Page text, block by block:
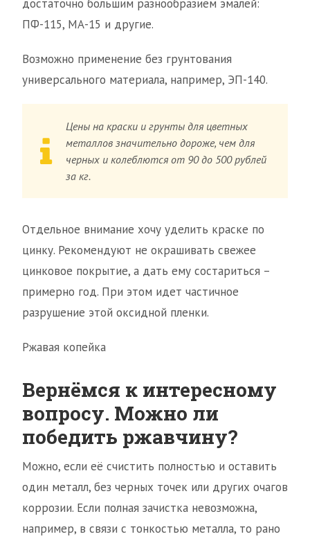
достаточно большим разнообразием эмалей:
ПФ-115, МА-15 и другие.
Возможно применение без грунтования
универсального материала, например, ЭП-140.
Цены на краски и грунты для цветных
металлов значительно дороже, чем для
черных и колеблются от 90 до 500 рублей
за кг.
Отдельное внимание хочу уделить краске по
цинку. Рекомендуют не окрашивать свежее
цинковое покрытие, а дать ему состариться –
примерно год. При этом идет частичное
разрушение этой оксидной пленки.
Ржавая копейка
Вернёмся к интересному
вопросу. Можно ли
победить ржавчину?
Можно, если её счистить полностью и оставить
один металл, без черных точек или других очагов
коррозии. Если полная зачистка невозможна,
например, в связи с тонкостью металла, то рано